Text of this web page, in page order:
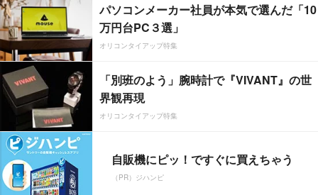
パソコンメーカー社員が本気で選んだ「10
万円台PC３選」
オリコンタイアップ特集
「別班のよう」腕時計で『VIVANT』の世
界観再現
オリコンタイアップ特集
自販機にピッ！ですぐに買えちゃう
（PR）ジハンピ